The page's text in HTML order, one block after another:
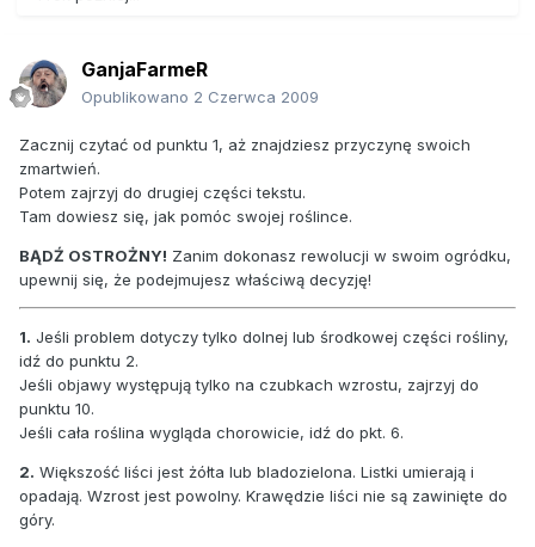
GanjaFarmeR
Opublikowano 2 Czerwca 2009
Zacznij czytać od punktu 1, aż znajdziesz przyczynę swoich
zmartwień.
Potem zajrzyj do drugiej części tekstu.
Tam dowiesz się, jak pomóc swojej roślince.
BĄDŹ OSTROŻNY! Zanim dokonasz rewolucji w swoim ogródku,
upewnij się, że podejmujesz właściwą decyzję!
1. Jeśli problem dotyczy tylko dolnej lub środkowej części rośliny,
idź do punktu 2.
Jeśli objawy występują tylko na czubkach wzrostu, zajrzyj do
punktu 10.
Jeśli cała roślina wygląda chorowicie, idź do pkt. 6.
2. Większość liści jest żółta lub bladozielona. Listki umierają i
opadają. Wzrost jest powolny. Krawędzie liści nie są zawinięte do
góry.